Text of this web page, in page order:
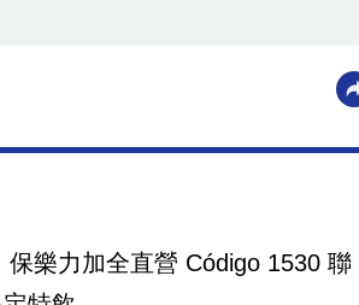
樂力加全直營 Código 1530 聯